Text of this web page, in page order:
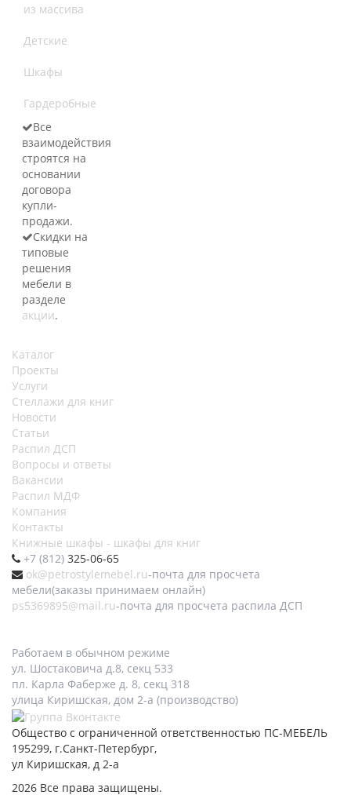
из массива
Детские
Шкафы
Гардеробные
Все
взаимодействия
строятся на
основании
договора
купли-
продажи.
Скидки на
типовые
решения
мебели в
разделе
акции.
Каталог
Проекты
Услуги
Стеллажи для книг
Новости
Статьи
Распил ДСП
Вопросы и ответы
Вакансии
Распил МДФ
Компания
Контакты
Книжные шкафы - шкафы для книг
+7 (812) 325-06-65
ok@petrostylemebel.ru-почта для просчета
мебели(заказы принимаем онлайн)
ps5369895@mail.ru-почта для просчета распила ДСП
Работаем в обычном режиме
ул. Шостаковича д.8, секц 533
пл. Карла Фаберже д. 8, секц 318
улица Киришская, дом 2-а (производство)
Общество с ограниченной ответственностью ПС-МЕБЕЛЬ
195299, г.Санкт-Петербург,
ул Киришская, д 2-а
2026 Все права защищены.